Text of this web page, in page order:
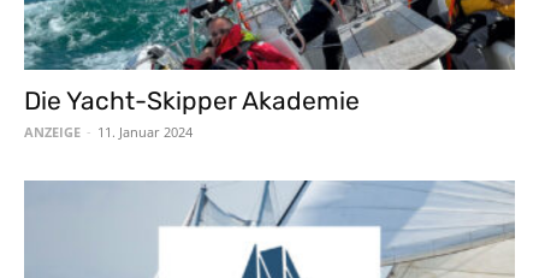
Die Yacht-Skipper Akademie
ANZEIGE - 11. Januar 2024